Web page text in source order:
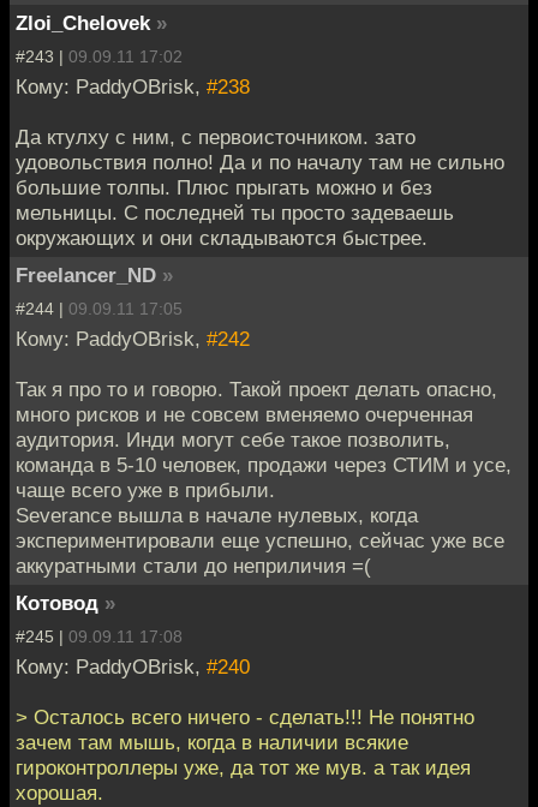
Zloi_Chelovek »
#243 | 09.09.11 17:02
Кому: PaddyOBrisk, #238
Да ктулху с ним, с первоисточником. зато
удовольствия полно! Да и по началу там не сильно
большие толпы. Плюс прыгать можно и без
мельницы. С последней ты просто задеваешь
окружающих и они складываются быстрее.
Freelancer_ND »
#244 | 09.09.11 17:05
Кому: PaddyOBrisk, #242
Так я про то и говорю. Такой проект делать опасно,
много рисков и не совсем вменяемо очерченная
аудитория. Инди могут себе такое позволить,
команда в 5-10 человек, продажи через СТИМ и усе,
чаще всего уже в прибыли.
Severance вышла в начале нулевых, когда
экспериментировали еще успешно, сейчас уже все
аккуратными стали до неприличия =(
Котовод »
#245 | 09.09.11 17:08
Кому: PaddyOBrisk, #240
> Осталось всего ничего - сделать!!! Не понятно
зачем там мышь, когда в наличии всякие
гироконтроллеры уже, да тот же мув. а так идея
хорошая.